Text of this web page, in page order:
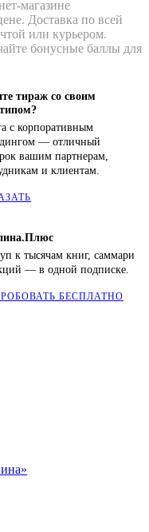
магазине
Доставка по всей
или курьером.
бонусные баллы для
тираж со своим
с корпоративным
— отличный
вашим партнерам,
и клиентам.
к тысячам книг, саммари
— в одной подписке.
БЕСПЛАТНО